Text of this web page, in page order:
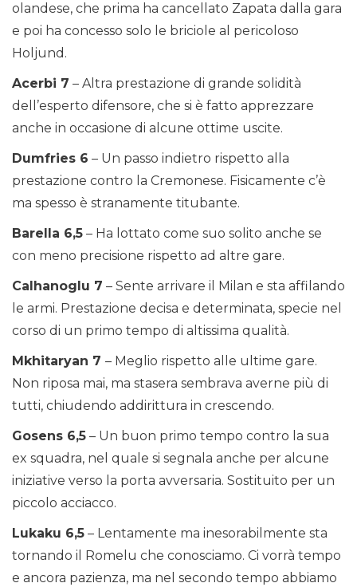
olandese, che prima ha cancellato Zapata dalla gara
e poi ha concesso solo le briciole al pericoloso
Holjund.
Acerbi 7 – Altra prestazione di grande solidità
dell’esperto difensore, che si è fatto apprezzare
anche in occasione di alcune ottime uscite.
Dumfries 6 – Un passo indietro rispetto alla
prestazione contro la Cremonese. Fisicamente c’è
ma spesso è stranamente titubante.
Barella 6,5 – Ha lottato come suo solito anche se
con meno precisione rispetto ad altre gare.
Calhanoglu 7 – Sente arrivare il Milan e sta affilando
le armi. Prestazione decisa e determinata, specie nel
corso di un primo tempo di altissima qualità.
Mkhitaryan 7 – Meglio rispetto alle ultime gare.
Non riposa mai, ma stasera sembrava averne più di
tutti, chiudendo addirittura in crescendo.
Gosens 6,5 – Un buon primo tempo contro la sua
ex squadra, nel quale si segnala anche per alcune
iniziative verso la porta avversaria. Sostituito per un
piccolo acciacco.
Lukaku 6,5 – Lentamente ma inesorabilmente sta
tornando il Romelu che conosciamo. Ci vorrà tempo
e ancora pazienza, ma nel secondo tempo abbiamo